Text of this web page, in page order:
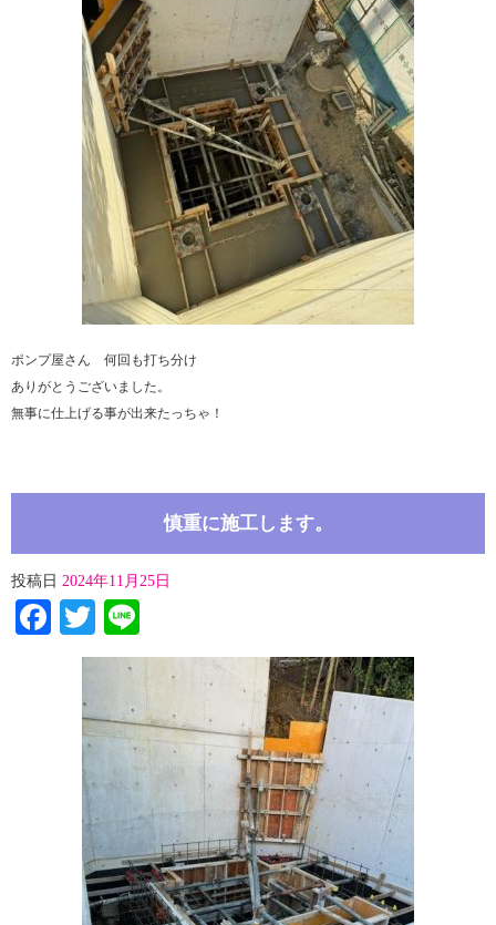
ポンプ屋さん 何回も打ち分け
ありがとうございました。
無事に仕上げる事が出来たっちゃ！
慎重に施工します。
投稿日 2024年11月25日
Facebook
Twitter